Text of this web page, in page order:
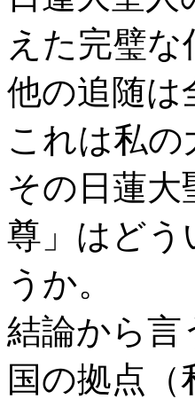
えた完璧な
他の追随は
これは私の
その日蓮大
尊」はどう
うか。
結論から言
国の拠点